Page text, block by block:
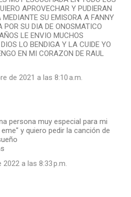
APROVECHAR Y PUDIERAN
MEDIANTE SU EMISORA A FANNY
POR SU DIA DE ONOSMATICO
LE ENVIO MUCHOS
LO BENDIGA Y LA CUIDE YO
EN MI CORAZON DE RAUL
de 2021 a las 8:10 a.m.
persona muy especial para mi
y quiero pedir la canción de
a las 8:33 p.m.